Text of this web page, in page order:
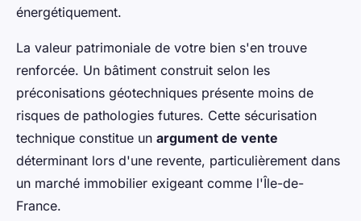
énergétiquement.
La valeur patrimoniale de votre bien s'en trouve
renforcée. Un bâtiment construit selon les
préconisations géotechniques présente moins de
risques de pathologies futures. Cette sécurisation
technique constitue un argument de vente
déterminant lors d'une revente, particulièrement dans
un marché immobilier exigeant comme l'Île-de-
France.